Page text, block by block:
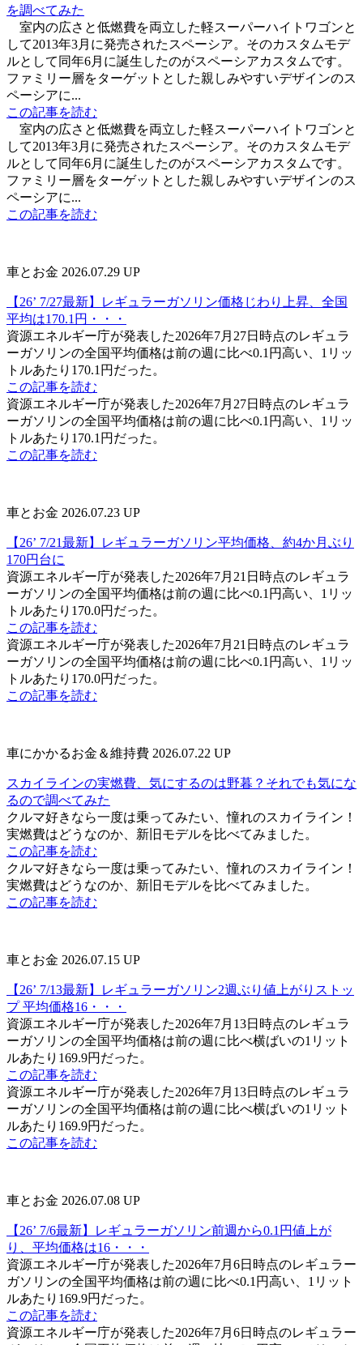
を調べてみた
室内の広さと低燃費を両立した軽スーパーハイトワゴンと
して2013年3月に発売されたスペーシア。そのカスタムモデ
ルとして同年6月に誕生したのがスペーシアカスタムです。
ファミリー層をターゲットとした親しみやすいデザインのス
ペーシアに...
この記事を読む
室内の広さと低燃費を両立した軽スーパーハイトワゴンと
して2013年3月に発売されたスペーシア。そのカスタムモデ
ルとして同年6月に誕生したのがスペーシアカスタムです。
ファミリー層をターゲットとした親しみやすいデザインのス
ペーシアに...
この記事を読む
車とお金 2026.07.29 UP
【26’ 7/27最新】レギュラーガソリン価格じわり上昇、全国
平均は170.1円・・・
資源エネルギー庁が発表した2026年7月27日時点のレギュラ
ーガソリンの全国平均価格は前の週に比べ0.1円高い、1リッ
トルあたり170.1円だった。
この記事を読む
資源エネルギー庁が発表した2026年7月27日時点のレギュラ
ーガソリンの全国平均価格は前の週に比べ0.1円高い、1リッ
トルあたり170.1円だった。
この記事を読む
車とお金 2026.07.23 UP
【26’ 7/21最新】レギュラーガソリン平均価格、約4か月ぶり
170円台に
資源エネルギー庁が発表した2026年7月21日時点のレギュラ
ーガソリンの全国平均価格は前の週に比べ0.1円高い、1リッ
トルあたり170.0円だった。
この記事を読む
資源エネルギー庁が発表した2026年7月21日時点のレギュラ
ーガソリンの全国平均価格は前の週に比べ0.1円高い、1リッ
トルあたり170.0円だった。
この記事を読む
車にかかるお金＆維持費 2026.07.22 UP
スカイラインの実燃費、気にするのは野暮？それでも気にな
るので調べてみた
クルマ好きなら一度は乗ってみたい、憧れのスカイライン！
実燃費はどうなのか、新旧モデルを比べてみました。
この記事を読む
クルマ好きなら一度は乗ってみたい、憧れのスカイライン！
実燃費はどうなのか、新旧モデルを比べてみました。
この記事を読む
車とお金 2026.07.15 UP
【26’ 7/13最新】レギュラーガソリン2週ぶり値上がりストッ
プ 平均価格16・・・
資源エネルギー庁が発表した2026年7月13日時点のレギュラ
ーガソリンの全国平均価格は前の週に比べ横ばいの1リット
ルあたり169.9円だった。
この記事を読む
資源エネルギー庁が発表した2026年7月13日時点のレギュラ
ーガソリンの全国平均価格は前の週に比べ横ばいの1リット
ルあたり169.9円だった。
この記事を読む
車とお金 2026.07.08 UP
【26’ 7/6最新】レギュラーガソリン前週から0.1円値上が
り、平均価格は16・・・
資源エネルギー庁が発表した2026年7月6日時点のレギュラー
ガソリンの全国平均価格は前の週に比べ0.1円高い、1リット
ルあたり169.9円だった。
この記事を読む
資源エネルギー庁が発表した2026年7月6日時点のレギュラー